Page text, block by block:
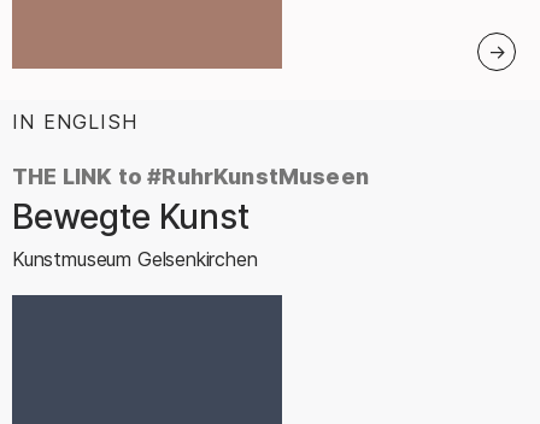
IN ENGLISH
THE LINK to #RuhrKunstMuseen
–
Bewegte Kunst
Kunstmuseum Gelsenkirchen